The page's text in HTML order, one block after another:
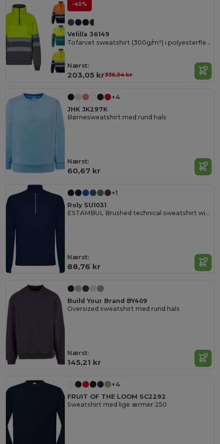
-40%
Velilla 36149
Tofarvet sweatshirt (300g/m²) i polyesterfleece (100%)
Nærst:
203,05 kr336,54 kr
+4
JHK JK297K
Børnesweatshirt med rund hals
Nærst:
60,67 kr
+1
Roly SU1031
ESTAMBUL Brushed technical sweatshirt with a raglan sleeve and a half zip inverted design featuring a reflective detail
Nærst:
88,76 kr
Build Your Brand BY409
Oversized sweatshirt med rund hals
Nærst:
145,21 kr
+4
FRUIT OF THE LOOM SC2292
Sweatshirt med lige ærmer 250